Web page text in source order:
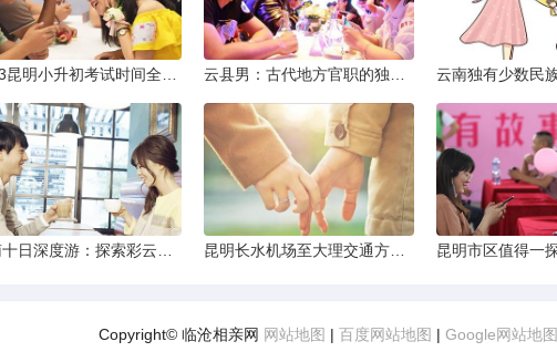
Copyright© 临沧相亲网 网站地图 | 百度网站地图 | Google网站地图